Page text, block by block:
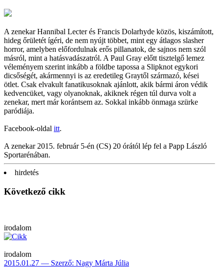
A zenekar Hannibal Lecter és Francis Dolarhyde közös, kiszámított,
hideg őrületét ígéri, de nem nyújt többet, mint egy átlagos slasher
horror, amelyben előfordulnak erős pillanatok, de sajnos nem szól
másról, mint a hatásvadászatról. A Paul Gray előtt tisztelgő lemez
véleményem szerint inkább a földbe tapossa a Slipknot egykori
dicsőségét, akármennyi is az eredetileg Graytől származó, kései
ötlet. Csak elvakult fanatikusoknak ajánlott, akik bármi áron védik
kedvencüket, vagy olyanoknak, akiknek régen túl durva volt a
zenekar, mert már korántsem az. Sokkal inkább önmaga szürke
paródiája.
Facebook-oldal itt.
A zenekar 2015. február 5-én (CS) 20 órától lép fel a Papp László
Sportarénában.
hirdetés
Következő cikk
irodalom
irodalom
2015.01.27 — Szerző: Nagy Márta Júlia